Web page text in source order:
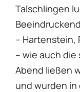
Talschlingen
– Hartenstein,
– wie auch
Abend ließen
und wurden